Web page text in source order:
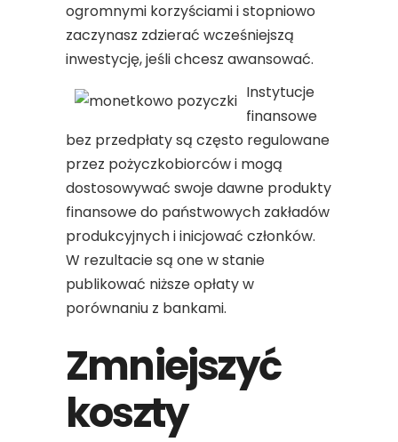
ogromnymi korzyściami i stopniowo
zaczynasz zdzierać wcześniejszą
inwestycję, jeśli chcesz awansować.
Instytucje
finansowe
bez przedpłaty są często regulowane
przez pożyczkobiorców i mogą
dostosowywać swoje dawne produkty
finansowe do państwowych zakładów
produkcyjnych i inicjować członków.
W rezultacie są one w stanie
publikować niższe opłaty w
porównaniu z bankami.
Zmniejszyć
koszty